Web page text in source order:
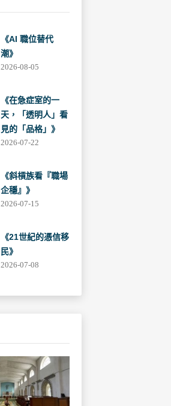
《AI 職位替代
潮》
2026-08-05
《在急症室的一
天，「透明人」看
見的「品格」》
2026-07-22
《斜槓族看『職場
企穩』》
2026-07-15
《21世紀的憑信移
民》
2026-07-08